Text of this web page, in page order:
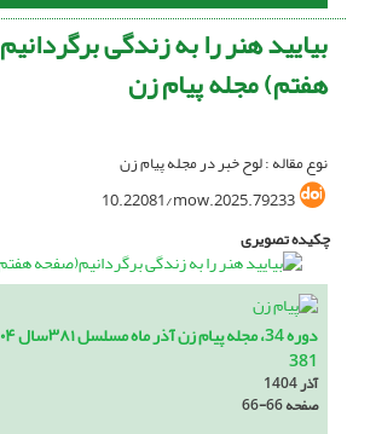
بیایید هنر را به زندگی
هفتم) مجله پیام زن
نوع مقاله : لوح خبر در مجله پیام زن
10.22081/mow.2025.79233
چکیده تصویری
381
آذر 1404
صفحه66-66